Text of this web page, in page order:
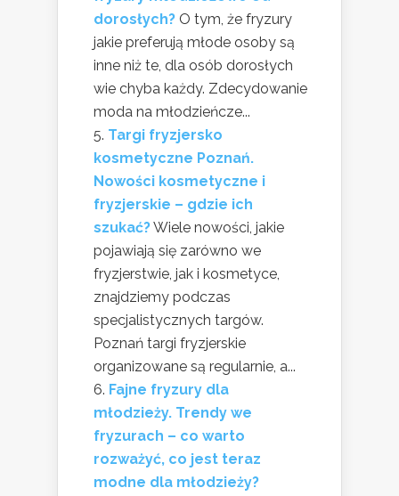
dorosłych? O tym, że fryzury
jakie preferują młode osoby są
inne niż te, dla osób dorosłych
wie chyba każdy. Zdecydowanie
moda na młodzieńcze...
Targi fryzjersko
kosmetyczne Poznań.
Nowości kosmetyczne i
fryzjerskie – gdzie ich
szukać?Wiele nowości, jakie
pojawiają się zarówno we
fryzjerstwie, jak i kosmetyce,
znajdziemy podczas
specjalistycznych targów.
Poznań targi fryzjerskie
organizowane są regularnie, a...
Fajne fryzury dla
młodzieży. Trendy we
fryzurach – co warto
rozważyć, co jest teraz
modne dla młodzieży?